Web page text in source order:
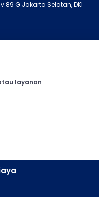
layanan
G Jakarta Selatan, DKI
Bengkel